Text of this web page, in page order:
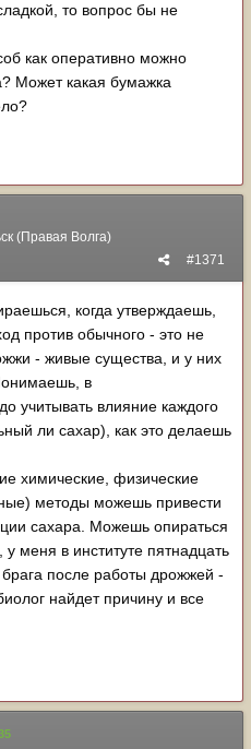
то вопрос бы не
как оперативно можно
Может какая бумажка
(Правая Волга)
#1371
когда утверждаешь,
против обычного - это не
- живые существа, и у них
в
учитывать влияние каждого
ли сахар), как это делаешь
химические, физические
методы можешь привести
сахара. Можешь опираться
меня в институте пятнадцать
после работы дрожжей -
найдет причину и все